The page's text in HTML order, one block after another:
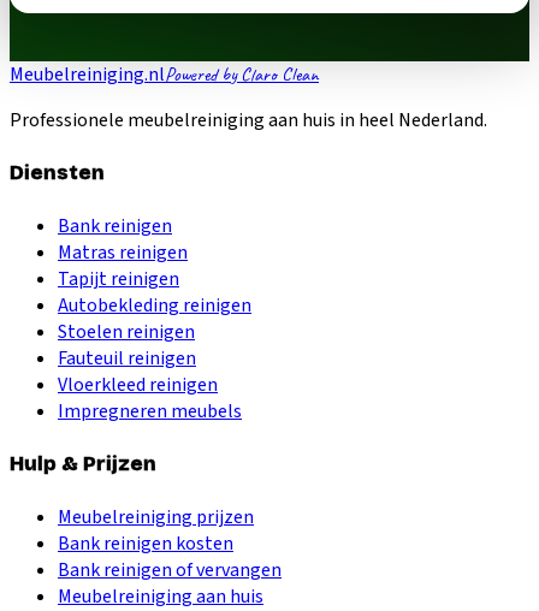
Meubelreiniging.nlPowered by Claro Clean
Professionele meubelreiniging aan huis in heel Nederland.
Diensten
Bank reinigen
Matras reinigen
Tapijt reinigen
Autobekleding reinigen
Stoelen reinigen
Fauteuil reinigen
Vloerkleed reinigen
Impregneren meubels
Hulp & Prijzen
Meubelreiniging prijzen
Bank reinigen kosten
Bank reinigen of vervangen
Meubelreiniging aan huis